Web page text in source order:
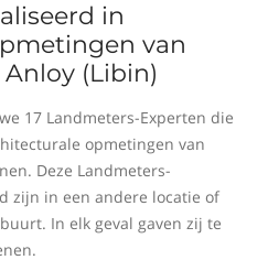
in
van
(Libin)
17 Landmeters-Experten die
opmetingen van
Deze Landmeters-
zijn in een andere locatie of
In elk geval gaven zij te